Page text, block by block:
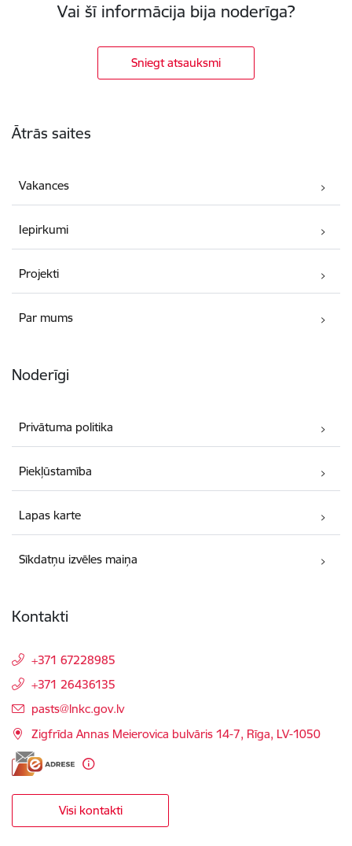
Vai šī informācija bija noderīga?
Sniegt atsauksmi
Ātrās saites
Vakances
Iepirkumi
Projekti
Par mums
Noderīgi
Privātuma politika
Piekļūstamība
Lapas karte
Sīkdatņu izvēles maiņa
Kontakti
+371 67228985
+371 26436135
E-pasts:
pasts@lnkc.gov.lv
Zigfrīda Annas Meierovica bulvāris 14-7, Rīga, LV-1050
Visi kontakti